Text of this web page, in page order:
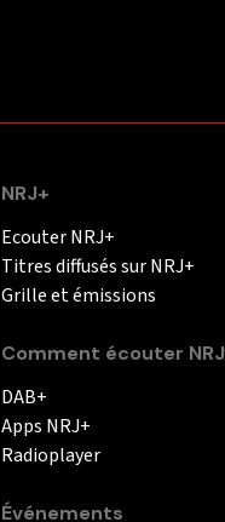
NRJ+
Ecouter NRJ+
Titres diffusés sur NRJ+
Grille et émissions
Comment écouter
DAB+
Apps NRJ+
Radioplayer
Événements